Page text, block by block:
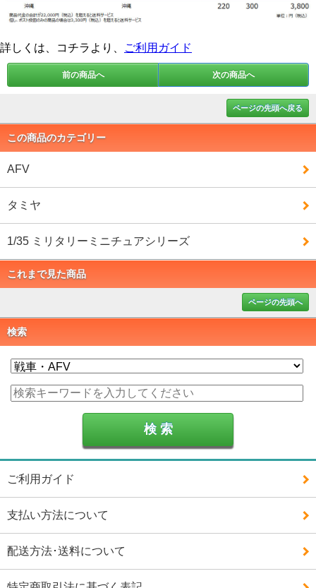
詳しくは、コチラより、 ご利用ガイド
前の商品へ 次の商品へ
ページの先頭へ戻る
この商品のカテゴリー
AFV
タミヤ
1/35 ミリタリーミニチュアシリーズ
これまで見た商品
ページの先頭へ
検索
ご利用ガイド
支払い方法について
配送方法･送料について